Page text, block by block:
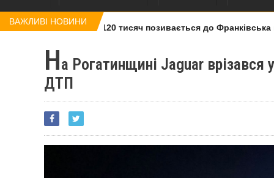
ВАЖЛИВІ НОВИНИ
права вимоги за 120 тисяч позивається до Франківська на
На Рогатинщині Jaguar врізався
ДТП